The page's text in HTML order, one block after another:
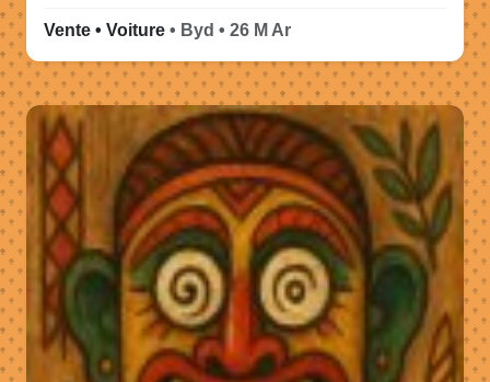
Vente • Voiture • Byd • 26 M Ar